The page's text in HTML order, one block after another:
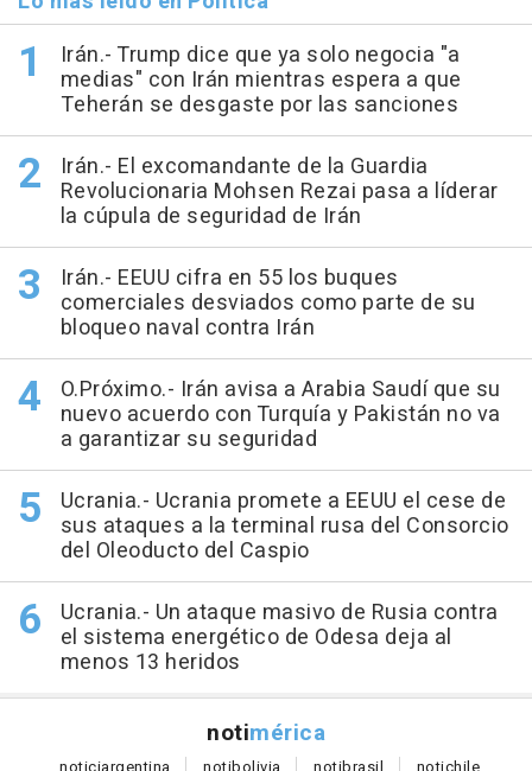
Irán.- Trump dice que ya solo negocia "a
medias" con Irán mientras espera a que
Teherán se desgaste por las sanciones
Irán.- El excomandante de la Guardia
Revolucionaria Mohsen Rezai pasa a líderar
la cúpula de seguridad de Irán
Irán.- EEUU cifra en 55 los buques
comerciales desviados como parte de su
bloqueo naval contra Irán
O.Próximo.- Irán avisa a Arabia Saudí que su
nuevo acuerdo con Turquía y Pakistán no va
a garantizar su seguridad
Ucrania.- Ucrania promete a EEUU el cese de
sus ataques a la terminal rusa del Consorcio
del Oleoducto del Caspio
Ucrania.- Un ataque masivo de Rusia contra
el sistema energético de Odesa deja al
menos 13 heridos
notimérica